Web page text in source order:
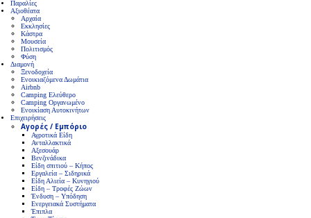
Παραλίες
Αξιοθέατα
Αρχαία
Εκκλησίες
Κάστρα
Μουσεία
Πολιτισμός
Φύση
Διαμονή
Ξενοδοχεία
Ενοικιαζόμενα Δωμάτια
Airbnb
Camping Ελεύθερο
Camping Οργανωμένο
Ενοικίαση Αυτοκινήτων
Επιχειρήσεις
Αγορές / Εμπόριο
Αγροτικά Είδη
Ανταλλακτικά
Αξεσουάρ
Βενζινάδικα
Είδη σπιτιού – Κήπος
Εργαλεία – Σιδηρικά
Είδη Αλιεία – Κυνηγιού
Είδη – Τροφές Ζώων
Ένδυση – Υπόδηση
Ενεργειακά Συστήματα
Έπιπλα